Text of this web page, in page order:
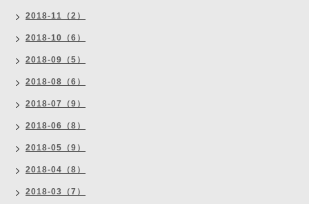
2018-11（2）
2018-10（6）
2018-09（5）
2018-08（6）
2018-07（9）
2018-06（8）
2018-05（9）
2018-04（8）
2018-03（7）